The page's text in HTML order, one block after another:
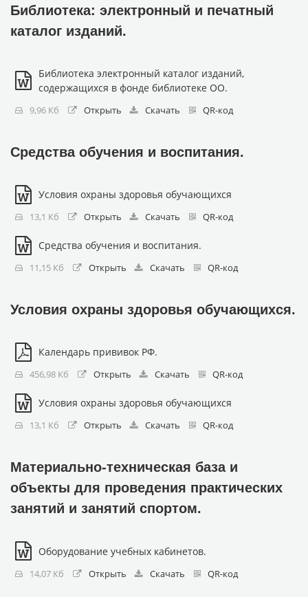
Библиотека: электронный и печатный
каталог изданий.
Библиотека электронный каталог изданий,
содержащихся в фонде библиотеке ОО.
9,96 Кб Открыть Скачать QR-код
Средства обучения и воспитания.
Условия охраны здоровья обучающихся
13,1 Кб Открыть Скачать QR-код
Средства обучения и воспитания.
11,15 Кб Открыть Скачать QR-код
Условия охраны здоровья обучающихся.
Календарь прививок РФ.
456,98 Кб Открыть Скачать QR-код
Условия охраны здоровья обучающихся
13,1 Кб Открыть Скачать QR-код
Материально-техническая база и
объекты для проведения практических
занятий и занятий спортом.
Оборудование учебных кабинетов.
14,07 Кб Открыть Скачать QR-код